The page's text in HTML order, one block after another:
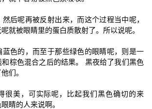
后呢再被反射出来，而这个过程当中呢，
就被眼睛里的蛋白质散射了。所以说呢。
蓝色的，而至于那些绿色的眼睛呢，则是一
棕色混合之后的结果。 黑夜给了我们黑色
们。
很美，可实际呢，比起我们黑色确切的来
睛的人来说啊。